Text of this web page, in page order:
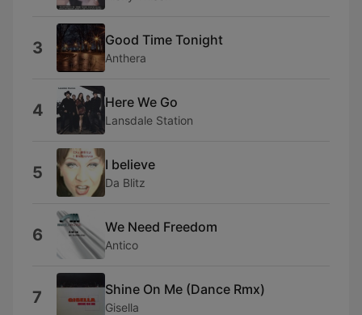
3 Good Time Tonight
Anthera
4 Here We Go
Lansdale Station
5 I believe
Da Blitz
6 We Need Freedom
Antico
7 Shine On Me (Dance Rmx)
Gisella